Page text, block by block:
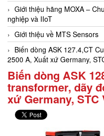
Giới thiệu hãng MOXA –
nghiệp và IIoT
Giới thiệu về MTS Sensors
Biến dòng ASK 127.4,CT
2500 A, Xuất xứ Germany,
Biến dòng ASK
transformer, dãy
xứ Germany, STC